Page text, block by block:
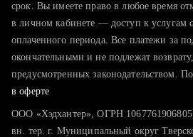
срок. Вы имеете право в любое время
в личном кабинете — доступ к услугам
оплаченного периода. Все платежи за
окончательными и не подлежат
предусмотренных законодательством.
в оферте
ООО «Хэдхантер», ОГРН
вн. тер. г. Муниципальный округ